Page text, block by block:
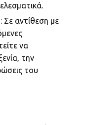
: Σε αντίθεση με
να
την
του